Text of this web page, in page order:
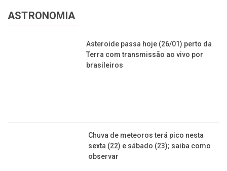
ASTRONOMIA
Asteroide passa hoje (26/01) perto da
Terra com transmissão ao vivo por
brasileiros
Chuva de meteoros terá pico nesta
sexta (22) e sábado (23); saiba como
observar